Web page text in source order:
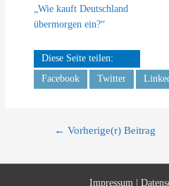
„Wie kauft Deutschland
übermorgen ein?“
Diese Seite teilen:
Facebook
Twitter
Beitrags-
← Vorherige(r) Beitrag
Impressum |